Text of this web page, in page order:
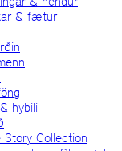
& fætur
hybili
Story Collection